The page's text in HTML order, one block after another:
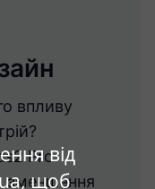
від
щоб
впливу
Pro
зменшення